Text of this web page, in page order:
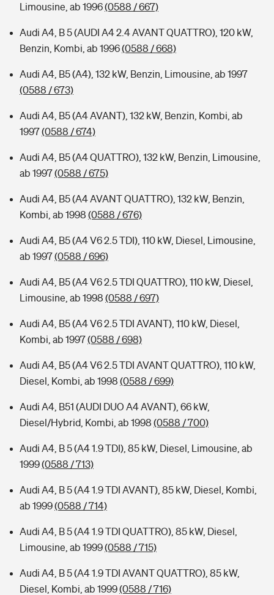
Limousine, ab 1996(0588 / 667)
Audi A4, B 5 (AUDI A4 2.4 AVANT QUATTRO), 120 kW,
Benzin, Kombi, ab 1996(0588 / 668)
Audi A4, B5 (A4), 132 kW, Benzin, Limousine, ab 1997
(0588 / 673)
Audi A4, B5 (A4 AVANT), 132 kW, Benzin, Kombi, ab
1997(0588 / 674)
Audi A4, B5 (A4 QUATTRO), 132 kW, Benzin, Limousine,
ab 1997(0588 / 675)
Audi A4, B5 (A4 AVANT QUATTRO), 132 kW, Benzin,
Kombi, ab 1998 (0588 / 676)
Audi A4, B5 (A4 V6 2.5 TDI), 110 kW, Diesel, Limousine,
ab 1997(0588 / 696)
Audi A4, B5 (A4 V6 2.5 TDI QUATTRO), 110 kW, Diesel,
Limousine, ab 1998 (0588 / 697)
Audi A4, B5 (A4 V6 2.5 TDI AVANT), 110 kW, Diesel,
Kombi, ab 1997(0588 / 698)
Audi A4, B5 (A4 V6 2.5 TDI AVANT QUATTRO), 110 kW,
Diesel, Kombi, ab 1998 (0588 / 699)
Audi A4, B51 (AUDI DUO A4 AVANT), 66 kW,
Diesel/Hybrid, Kombi, ab 1998 (0588 / 700)
Audi A4, B 5 (A4 1.9 TDI), 85 kW, Diesel, Limousine, ab
1999(0588 / 713)
Audi A4, B 5 (A4 1.9 TDI AVANT), 85 kW, Diesel, Kombi,
ab 1999(0588 / 714)
Audi A4, B 5 (A4 1.9 TDI QUATTRO), 85 kW, Diesel,
Limousine, ab 1999(0588 / 715)
Audi A4, B 5 (A4 1.9 TDI AVANT QUATTRO), 85 kW,
Diesel, Kombi, ab 1999(0588 / 716)